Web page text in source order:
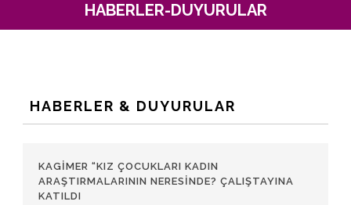
HABERLER-DUYURULAR
HABERLER & DUYURULAR
KAGİMER “KIZ ÇOCUKLARI KADIN
ARAŞTIRMALARININ NERESINDE? ÇALIŞTAYINA
KATILDI